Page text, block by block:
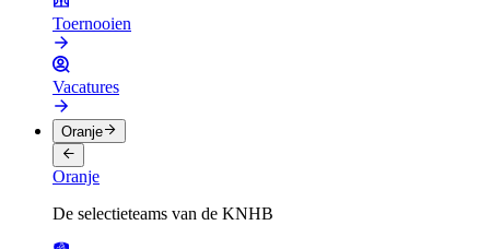
Toernooien
Vacatures
Oranje
Oranje
De selectieteams van de KNHB